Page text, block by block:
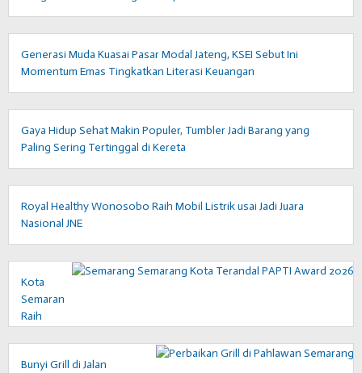
Generasi Muda Kuasai Pasar Modal Jateng, KSEI Sebut Ini
Momentum Emas Tingkatkan Literasi Keuangan
Gaya Hidup Sehat Makin Populer, Tumbler Jadi Barang yang
Paling Sering Tertinggal di Kereta
Royal Healthy Wonosobo Raih Mobil Listrik usai Jadi Juara
Nasional JNE
Kota
Semarang
Raih
Terandal
Bunyi Grill di Jalan